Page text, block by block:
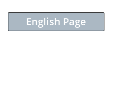
English Page